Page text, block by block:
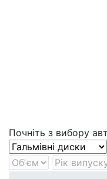
Почніть з вибору